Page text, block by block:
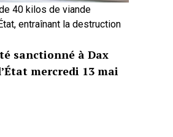
40 kilos de viande
entraînant la destruction
sanctionné à Dax
mercredi 13 mai